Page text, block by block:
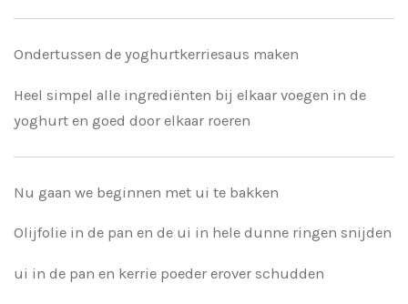
Ondertussen de yoghurtkerriesaus maken
Heel simpel alle ingrediënten bij elkaar voegen in de
yoghurt en goed door elkaar roeren
Nu gaan we beginnen met ui te bakken
Olijfolie in de pan en de ui in hele dunne ringen snijden
ui in de pan en kerrie poeder erover schudden